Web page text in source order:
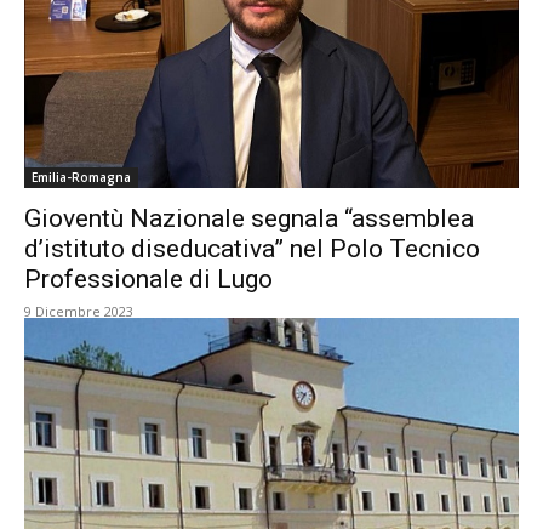
Emilia-Romagna
Gioventù Nazionale segnala “assemblea
d’istituto diseducativa” nel Polo Tecnico
Professionale di Lugo
9 Dicembre 2023